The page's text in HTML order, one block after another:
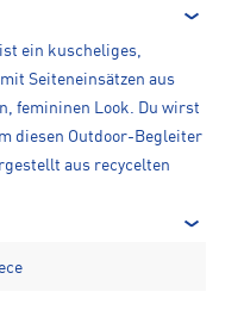
ist ein kuscheliges,
Seiteneinsätzen aus
femininen Look. Du wirst
diesen Outdoor-Begleiter
aus recycelten